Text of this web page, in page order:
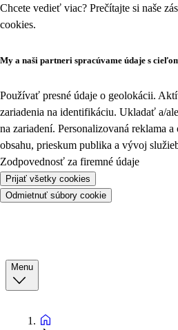
Chcete vedieť viac? Prečítajte si naše
cookies.
My a naši partneri spracúvame údaje s
Používať presné údaje o geolokácii.
zariadenia na identifikáciu. Ukladať a/
na zariadení. Personalizovaná reklama
obsahu, prieskum publika a vývoj
Zodpovednosť za firemné údaje
Prijať všetky cookies
Odmietnuť súbory cookie
Menu